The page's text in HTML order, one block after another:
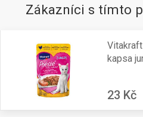
Zákazníci s tímto
kapsa
23 Kč